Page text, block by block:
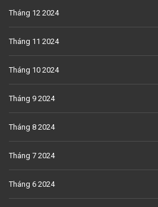
Tháng 12 2024
Tháng 11 2024
Tháng 10 2024
Tháng 9 2024
Tháng 8 2024
Tháng 7 2024
Tháng 6 2024